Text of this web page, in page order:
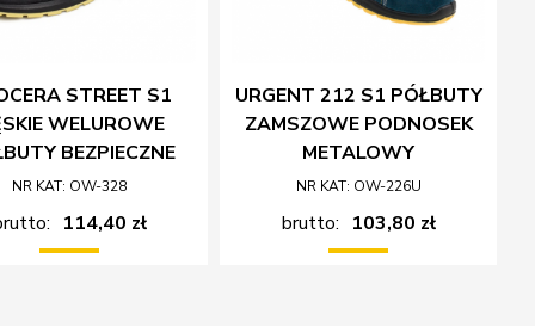
STREET S1
WELUROWE
BEZPIECZNE
NR KAT: OW-328
114,40 zł
URGENT 212 S1 PÓŁBUTY
ZAMSZOWE PODNOSEK
METALOWY
NR KAT: OW-226U
brutto: 103,80 zł